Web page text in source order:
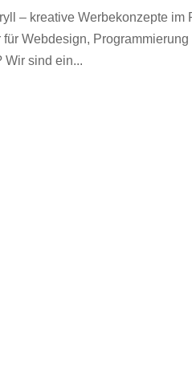
– kreative Werbekonzepte im
Webdesign,
Wir sind ein...